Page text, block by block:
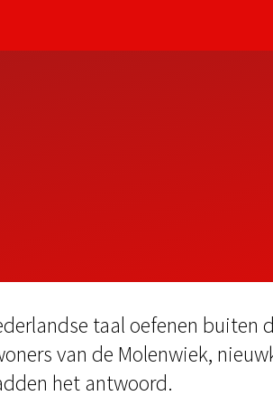
taal oefenen
van de Molenwiek,
het antwoord.